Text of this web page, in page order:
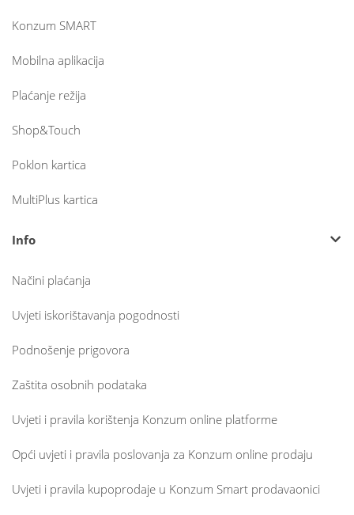
Konzum SMART
Mobilna aplikacija
Plaćanje režija
Shop&Touch
Poklon kartica
MultiPlus kartica
Info
Načini plaćanja
Uvjeti iskorištavanja pogodnosti
Podnošenje prigovora
Zaštita osobnih podataka
Uvjeti i pravila korištenja Konzum online platforme
Opći uvjeti i pravila poslovanja za Konzum online prodaju
Uvjeti i pravila kupoprodaje u Konzum Smart prodavaonici